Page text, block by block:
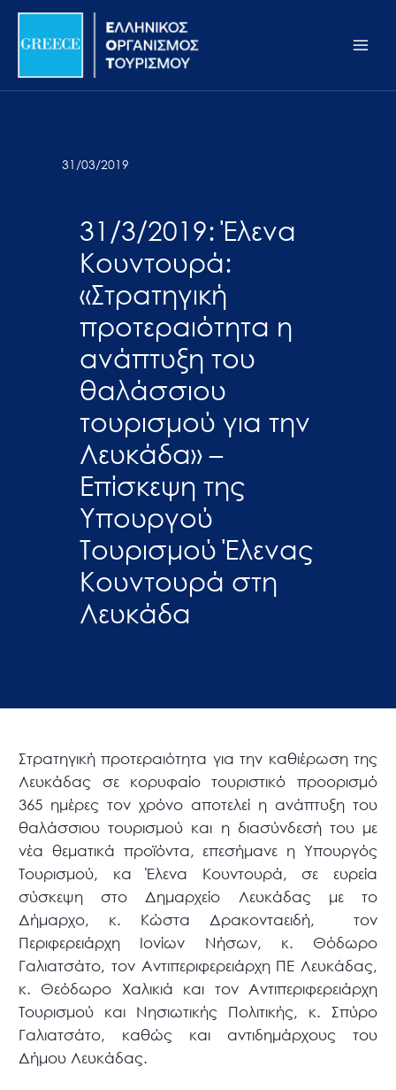
Σημείωση:
ιστότοπος
προσβασιμότητας.
Μετάβαση
περιεχόμενο
31/03/2019
31/3/2019: Έλενα
Κουντουρά:
«Στρατηγική
προτεραιότητα η
ανάπτυξη του
θαλάσσιου
τουρισμού για την
Λευκάδα» –
Επίσκεψη της
Υπουργού
Τουρισμού Έλενας
Κουντουρά στη
Λευκάδα
Στρατηγική προτεραιότητα για την καθιέρωση της
Λευκάδας σε κορυφαίο τουριστικό προορισμό
365 ημέρες τον χρόνο αποτελεί η ανάπτυξη του
θαλάσσιου τουρισμού και η διασύνδεσή του με
νέα θεματικά προϊόντα, επεσήμανε η Υπουργός
Τουρισμού, κα Έλενα Κουντουρά, σε ευρεία
σύσκεψη στο Δημαρχείο Λευκάδας με το
Δήμαρχο, κ. Κώστα Δρακονταειδή, τον
Περιφερειάρχη Ιονίων Νήσων, κ. Θόδωρο
Γαλιατσάτο, τον Αντιπεριφερειάρχη ΠΕ Λευκάδας,
κ. Θεόδωρο Χαλικιά και τον Αντιπεριφερειάρχη
Τουρισμού και Νησιωτικής Πολιτικής, κ. Σπύρο
Γαλιατσάτο, καθώς και αντιδημάρχους του
Δήμου Λευκάδας.